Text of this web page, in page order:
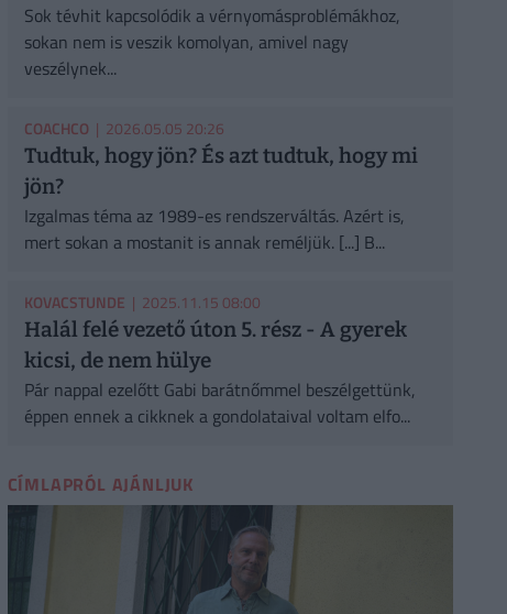
Sok tévhit kapcsolódik a vérnyomásproblémákhoz,
sokan nem is veszik komolyan, amivel nagy
veszélynek...
COACHCO | 2026.05.05 20:26
Tudtuk, hogy jön? És azt tudtuk, hogy mi
jön?
Izgalmas téma az 1989-es rendszerváltás. Azért is,
mert sokan a mostanit is annak reméljük. [...] B...
KOVACSTUNDE | 2025.11.15 08:00
Halál felé vezető úton 5. rész - A gyerek
kicsi, de nem hülye
Pár nappal ezelőtt Gabi barátnőmmel beszélgettünk,
éppen ennek a cikknek a gondolataival voltam elfo...
CÍMLAPRÓL AJÁNLJUK